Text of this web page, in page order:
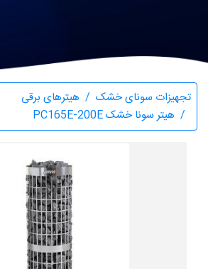
تجهیزات سونای خشک
هیترهای برقی
هیتر سونا خشک PC165E-200E